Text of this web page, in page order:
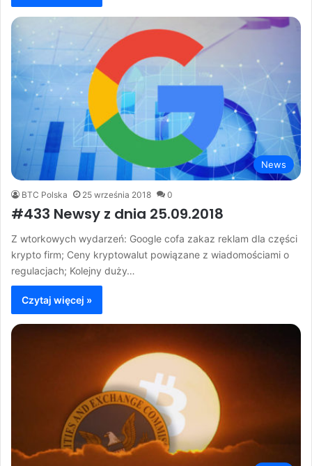
News
BTC Polska 25 września 2018 0
#433 Newsy z dnia 25.09.2018
Z wtorkowych wydarzeń: Google cofa zakaz reklam dla części
krypto firm; Ceny kryptowalut powiązane z wiadomościami o
regulacjach; Kolejny duży…
Czytaj więcej »